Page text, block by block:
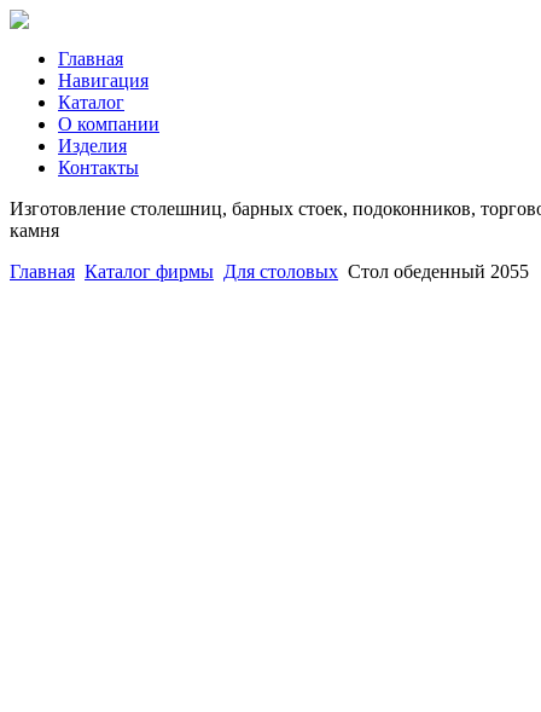
Главная
Навигация
Каталог
О компании
Изделия
Контакты
Изготовление столешниц, барных стоек, подоконников,
камня
Главная Каталог фирмы Для столовых Стол обеденный 2055